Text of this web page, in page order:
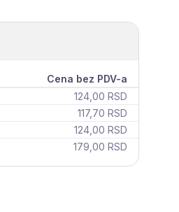
Cena bez PDV-a
124,00 RSD
117,70 RSD
124,00 RSD
179,00 RSD